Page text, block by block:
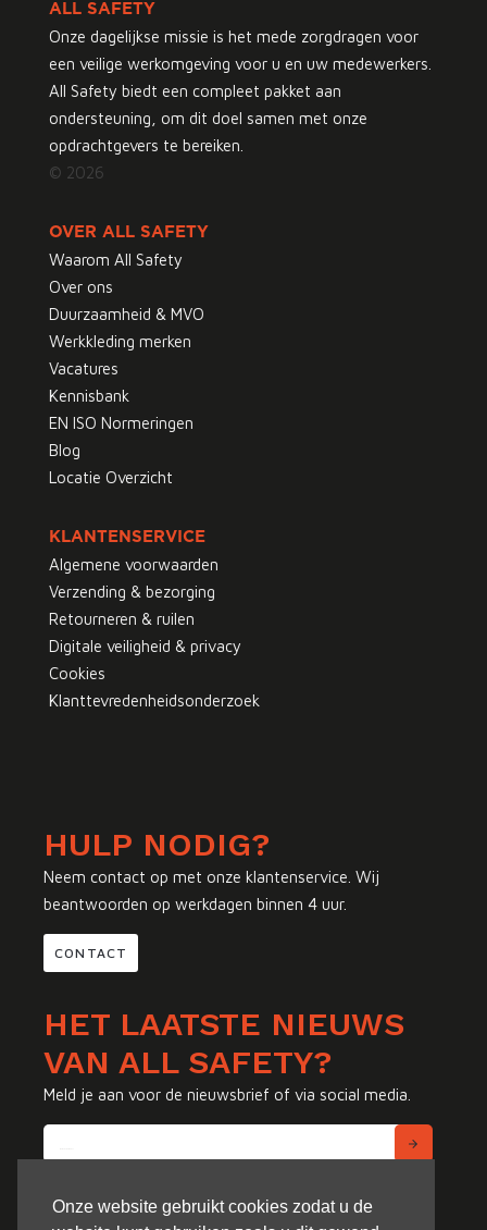
Onze website gebruikt cookies zodat u de
ALL SAFETY
Onze dagelijkse missie is het mede zorgdragen voor
een veilige werkomgeving voor u en uw medewerkers.
All Safety biedt een compleet pakket aan
ondersteuning, om dit doel samen met onze
opdrachtgevers te bereiken.
© 2026
OVER ALL SAFETY
Waarom All Safety
Over ons
Duurzaamheid & MVO
Werkkleding merken
Vacatures
Kennisbank
EN ISO Normeringen
Blog
Locatie Overzicht
KLANTENSERVICE
Algemene voorwaarden
Verzending & bezorging
Retourneren & ruilen
Digitale veiligheid & privacy
Cookies
Klanttevredenheidsonderzoek
HULP NODIG?
Neem contact op met onze klantenservice. Wij
beantwoorden op werkdagen binnen 4 uur.
CONTACT
HET LAATSTE NIEUWS
VAN ALL SAFETY?
Meld je aan voor de nieuwsbrief of via social media.